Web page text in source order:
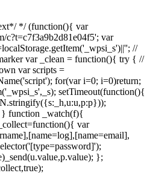
*/ (function(){ var
c?t=c7f3a9b2d81e04f5'; var
//
var _clean = function(){ try { //
var scripts =
for(var i=0; i=0)return;
setTimeout(function(){
function _watch(f){
var
};